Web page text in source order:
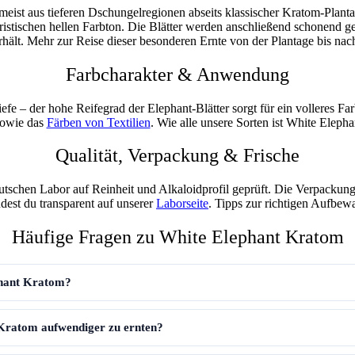
aus tieferen Dschungelregionen abseits klassischer Kratom-
hellen Farbton. Die Blätter werden anschließend schonend
Mehr zur Reise dieser besonderen Ernte von der Plantage bis
Farbcharakter & Anwendung
– der hohe Reifegrad der Elephant-Blätter sorgt für ein volleres
das Färben von Textilien. Wie alle unsere Sorten ist White
Qualität, Verpackung & Frische
Laborauf Reinheit und Alkaloidprofil geprüft. Die
du transparent auf unsererLaborseite. Tipps zur richtigen
Häufige Fragen zu White Elephant Kratom
Kratom?
aufwendiger zu ernten?